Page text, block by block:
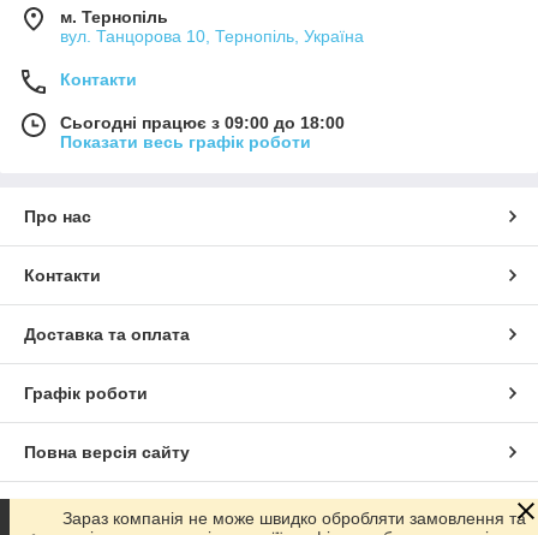
м. Тернопіль
вул. Танцорова 10, Тернопіль, Україна
Контакти
Сьогодні працює з 09:00 до 18:00
Показати весь графік роботи
Про нас
Контакти
Доставка та оплата
Графік роботи
Повна версія сайту
Сайт створено на маркетплейсіProm.ua
Зараз компанія не може швидко обробляти замовлення та